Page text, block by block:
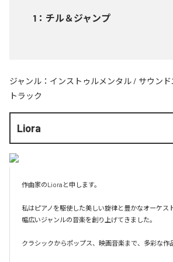
1 ： チル＆ジャンプ
ジャンル： インストゥルメンタル / サウン
トラック
Liora
作曲家のLioraと申します。
私はピアノを駆使した美しい旋律と豊かなオーケス
幅広いジャンルの音楽を創り上げてきました。
クラシックからポップス、映画音楽まで、多彩な作